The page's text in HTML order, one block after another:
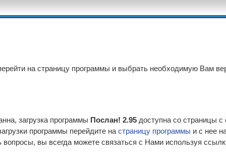
на страницу программы и выбрать необходимую Вам
загрузка программы Послан! 2.95 доступна со страницы
программы перейдите на страницу программы и с нее
вы всегда можете связаться с Нами используя